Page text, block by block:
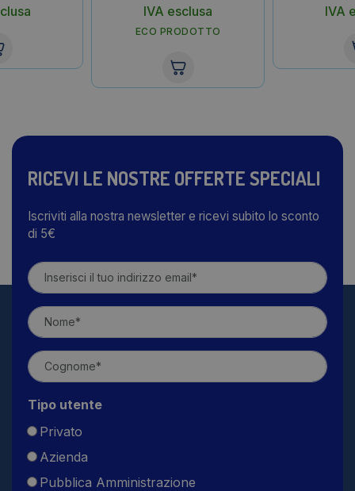
IVA esclusa
ECO PRODOTTO
IVA
RICEVI LE NOSTRE OFFERTE SPECIALI
Iscriviti alla nostra newsletter e ricevi subito lo sconto
di 5€
Tipo utente
Privato
Azienda
Pubblica Amministrazione